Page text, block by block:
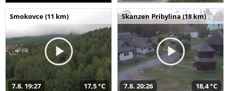
Smokovce (11 km)
7.8. 19:27 17,5 °C
Skanzen Pribylina (18 km)
7.8. 20:26 18,4 °C